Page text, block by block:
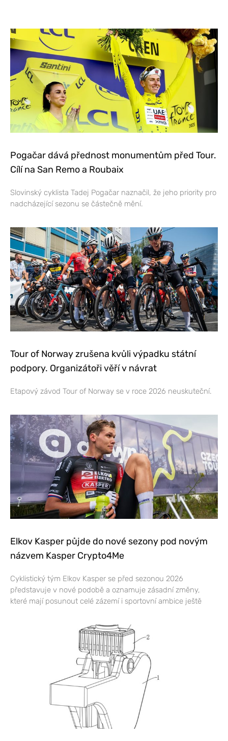
Pogačar dává přednost monumentům před Tour.
Cílí na San Remo a Roubaix
Slovinský cyklista Tadej Pogačar naznačil, že jeho priority pro
nadcházející sezonu se částečně mění.
Tour of Norway zrušena kvůli výpadku státní
podpory. Organizátoři věří v návrat
Etapový závod Tour of Norway se v roce 2026 neuskuteční.
Elkov Kasper půjde do nové sezony pod novým
názvem Kasper Crypto4Me
Cyklistický tým Elkov Kasper se před sezonou 2026
představuje v nové podobě a oznamuje zásadní změny,
které mají posunout celé zázemí i sportovní ambice ještě